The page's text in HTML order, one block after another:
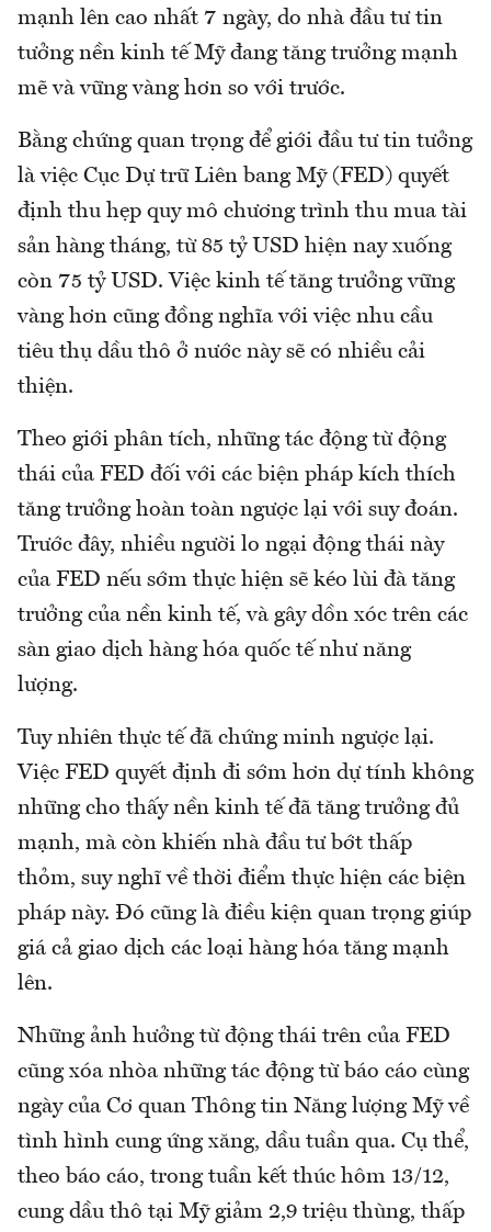
mạnh lên cao nhất 7 ngày, do nhà đầu tư tin
tưởng nền kinh tế Mỹ đang tăng trưởng mạnh
mẽ và vững vàng hơn so với trước.
Bằng chứng quan trọng để giới đầu tư tin tưởng
là việc Cục Dự trữ Liên bang Mỹ (FED) quyết
định thu hẹp quy mô chương trình thu mua tài
sản hàng tháng, từ 85 tỷ USD hiện nay xuống
còn 75 tỷ USD. Việc kinh tế tăng trưởng vững
vàng hơn cũng đồng nghĩa với việc nhu cầu
tiêu thụ dầu thô ở nước này sẽ có nhiều cải
thiện.
Theo giới phân tích, những tác động từ động
thái của FED đối với các biện pháp kích thích
tăng trưởng hoàn toàn ngược lại với suy đoán.
Trước đây, nhiều người lo ngại động thái này
của FED nếu sớm thực hiện sẽ kéo lùi đà tăng
trưởng của nền kinh tế, và gây dồn xóc trên các
sàn giao dịch hàng hóa quốc tế như năng
lượng.
Tuy nhiên thực tế đã chứng minh ngược lại.
Việc FED quyết định đi sớm hơn dự tính không
những cho thấy nền kinh tế đã tăng trưởng đủ
mạnh, mà còn khiến nhà đầu tư bớt thấp
thỏm, suy nghĩ về thời điểm thực hiện các biện
pháp này. Đó cũng là điều kiện quan trọng giúp
giá cả giao dịch các loại hàng hóa tăng mạnh
lên.
Những ảnh hưởng từ động thái trên của FED
cũng xóa nhòa những tác động từ báo cáo cùng
ngày của Cơ quan Thông tin Năng lượng Mỹ về
tình hình cung ứng xăng, dầu tuần qua. Cụ thể,
theo báo cáo, trong tuần kết thúc hôm 13/12,
cung dầu thô tại Mỹ giảm 2,9 triệu thùng, thấp